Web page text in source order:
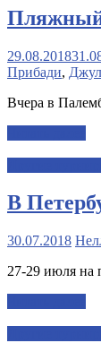
Пляжный
29.08.2018
Прибади,
Вчера в
В
30.07.2018
27-29 июля на